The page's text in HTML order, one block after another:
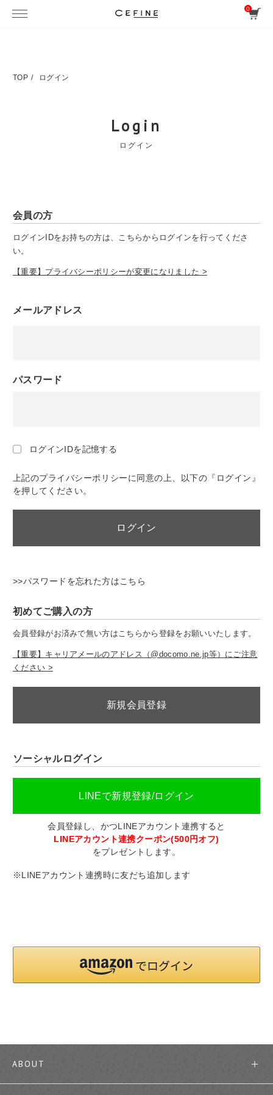
0
TOP ログイン
Login
ログイン
初めてご購入の方
会員登録がお済みで無い方はこちらから登録をお願いいたします。
【重要】キャリアメールのアドレス（@docomo.ne.jp等）にご注意
ください >
新規会員登録
ソーシャルログイン
LINEで新規登録/ログイン
会員登録し、かつLINEアカウント連携すると
LINEアカウント連携クーポン(500円オフ)
をプレゼントします。
※LINEアカウント連携時に友だち追加します
会員の方
ログインIDをお持ちの方は、こちらからログインを行ってくださ
い。
【重要】プライバシーポリシーが変更になりました >
メールアドレス
パスワード
ログインIDを記憶する
上記のプライバシーポリシーに同意の上、以下の『ログイン』
を押してください。
ログイン
>>パスワードを忘れた方はこちら
ABOUT